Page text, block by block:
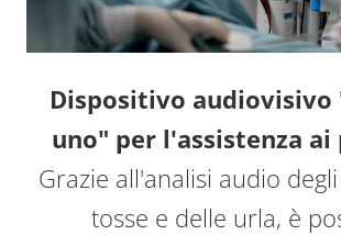
Dispositivo
uno" per l'assistenza ai
Grazie all'analisi audio
tosse e delle urla, è